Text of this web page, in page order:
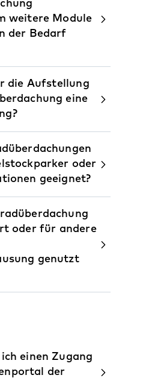
weitere Module
der Bedarf
die Aufstellung
eine
oder
geeignet?
oder für andere
genutzt
einen Zugang
der